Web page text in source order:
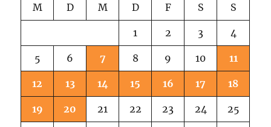
M D M D F S S
1 2 3 4
5 6 7 8 9 10 11
12 13 14 15 16 17 18
19 20 21 22 23 24 25